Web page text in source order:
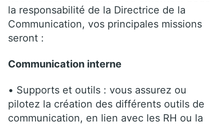
la responsabilité de la Directrice de la
Communication, vos principales missions
seront :
Communication interne
• Supports et outils : vous assurez ou
pilotez la création des différents outils de
communication, en lien avec les RH ou la